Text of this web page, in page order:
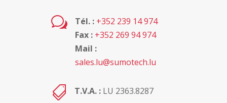
w Tél. : +352 239 14 974
Fax : +352 269 94 974
Mail :
sales.lu@sumotech.lu
 T.V.A. : LU 2363.8287